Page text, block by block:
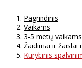
Pagrindinis
Vaikams
3-5 metų vaikams
Žaidimai ir žaislai
Kūrybinis